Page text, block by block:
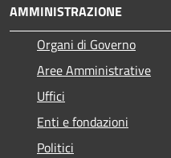
AMMINISTRAZIONE
Organi di Governo
Aree Amministrative
Uffici
Enti e fondazioni
Politici